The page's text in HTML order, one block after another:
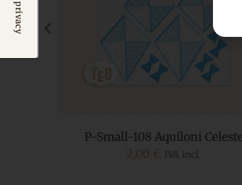
P-Small-106 Dolce Koala
2,00€ IVA incl.